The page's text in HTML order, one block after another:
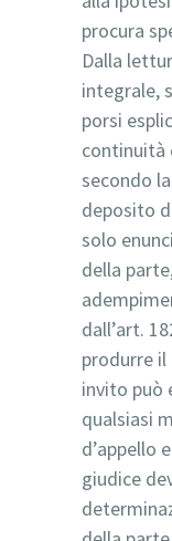
procura
Dalla
integrale,
porsi
continuità
secondo
deposito
solo
della
dall’art.
produrre
invito può
qualsiasi
d’appello
giudice